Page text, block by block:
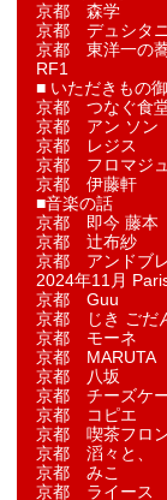
京都 森学
京都 デュシタ
京都 東洋一の
RF1
■ いただきもの
京都 つなぐ食
京都 アン ソン
京都 レジス
京都 フロマジ
京都 伊藤軒
■音楽の話
京都 即今 藤本
京都 辻布紗
京都 アンドブ
2024年11月
京都 Guu
京都 じき ごだ
京都 モーネ
京都 MARUTA
京都 八坂
京都 チーズケ
京都 コピエ
京都 喫茶フロ
京都 滔々と、
京都 みこ
京都 ライース